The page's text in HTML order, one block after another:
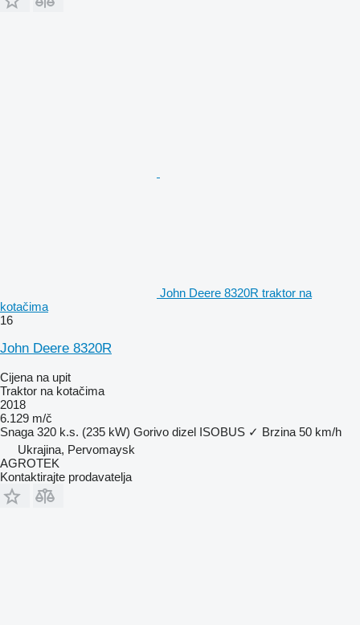
John Deere 8320R traktor na
kotačima
16
John Deere 8320R
Cijena na upit
Traktor na kotačima
2018
6.129 m/č
Snaga 320 k.s. (235 kW) Gorivo dizel ISOBUS ✓ Brzina 50 km/h
Ukrajina, Pervomaysk
AGROTEK
Kontaktirajte prodavatelja